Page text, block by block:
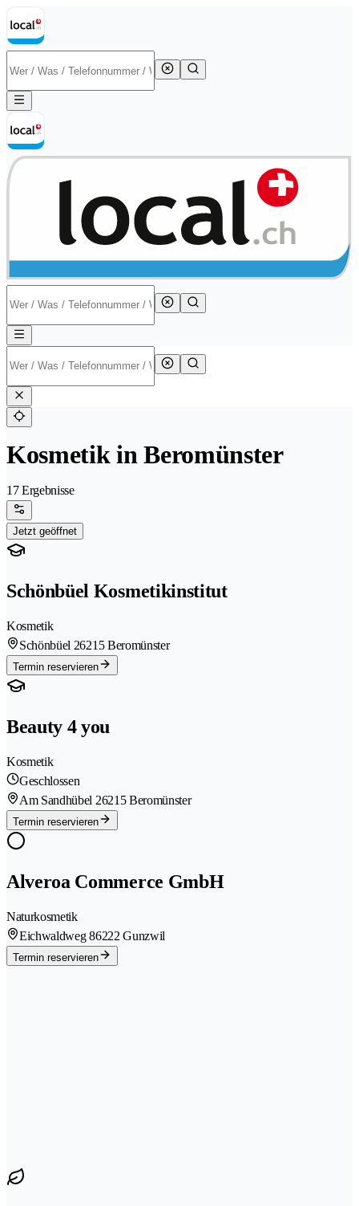
Kosmetik in Beromünster
17 Ergebnisse
Jetzt geöffnet
Schönbüel Kosmetikinstitut
Kosmetik
Schönbüel 26215 Beromünster
Termin reservieren
Beauty 4 you
Kosmetik
Geschlossen
Am Sandhübel 26215 Beromünster
Termin reservieren
Alveroa Commerce GmbH
Naturkosmetik
Eichwaldweg 86222 Gunzwil
Termin reservieren